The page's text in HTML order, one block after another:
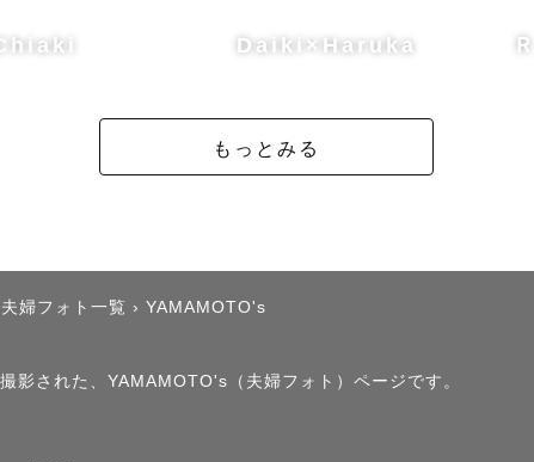
Daiki×Haruka
もっとみる
婦フォト一覧 › YAMAMOTO's
された、YAMAMOTO's（夫婦フォト）ページです。